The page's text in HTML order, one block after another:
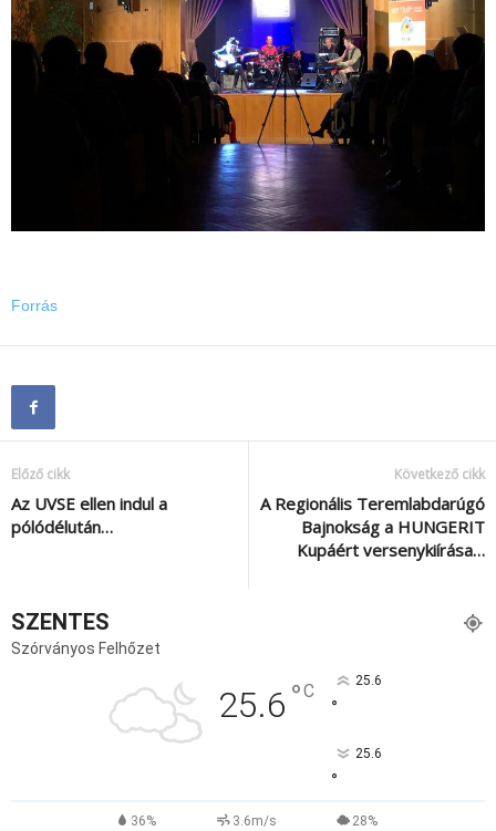
Forrás
Előző cikk
Az UVSE ellen indul a
pólódélután…
Következő cikk
A Regionális Teremlabdarúgó
Bajnokság a HUNGERIT
Kupáért versenykiírása…
SZENTES
Szórványos Felhőzet
25.6 °C 25.6
°
25.6
°
36% 3.6m/s 28%